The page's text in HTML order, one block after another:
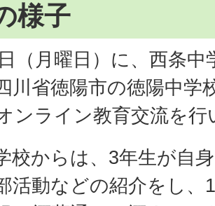
様子
（月曜日）に、西条中
川省徳陽市の徳陽中学
ンライン教育交流を行
校からは、3年生が自
活動などの紹介をし、